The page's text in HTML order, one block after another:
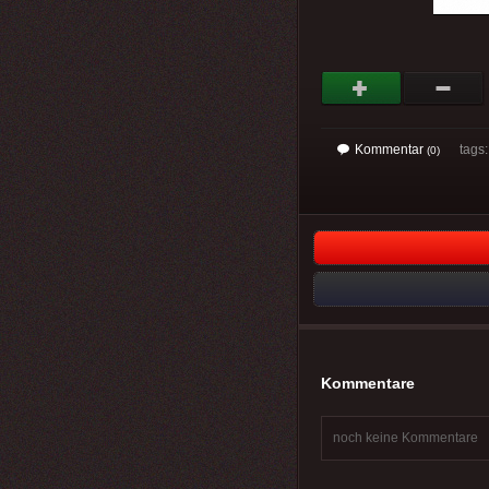
Kommentar (0) tags:
Kommentare
noch keine Kommentare